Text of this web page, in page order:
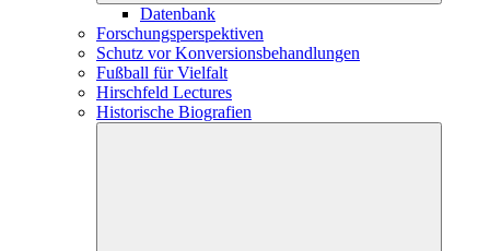
Datenbank
Forschungs­perspektiven
Schutz vor Konversions­­­­­­­­­­­­behandlungen
Fußball für Vielfalt
Hirschfeld Lectures
Historische Biografien